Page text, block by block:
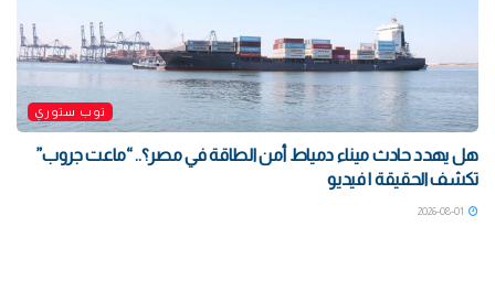
توب ستوري
هل يهدد حادث ميناء دمياط أمن الطاقة في مصر؟.. “ماعت جروب”
تكشف الحقيقة | فيديو